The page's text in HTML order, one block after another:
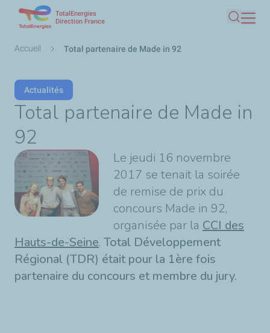
contenu
TotalEnergies
Direction France
Fil
Accueil Total partenaire de Made in 92
Actualités
Total partenaire de Made in
92
Le jeudi 16 novembre
2017 se tenait la soirée
de remise de prix du
concours Made in 92,
organisée par la CCI des
Hauts-de-Seine. Total Développement
Régional (TDR) était pour la 1ère fois
partenaire du concours et membre du jury.